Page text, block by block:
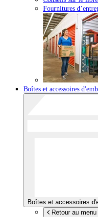
Fournitures
Boîtes et accessoires
Boîtes et accessoires
Retour au